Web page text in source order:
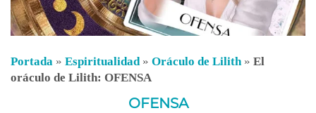
Portada » Espiritualidad » Oráculo de Lilith » El
oráculo de Lilith: OFENSA
OFENSA